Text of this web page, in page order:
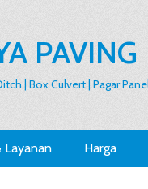
PAVING
| Box Culvert | Pagar
Layanan Harga